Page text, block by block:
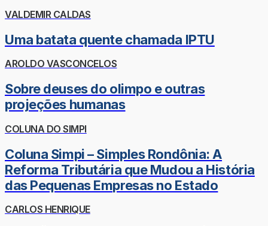
VALDEMIR CALDAS
Uma batata quente chamada IPTU
AROLDO VASCONCELOS
Sobre deuses do olimpo e outras
projeções humanas
COLUNA DO SIMPI
Coluna Simpi – Simples Rondônia: A
Reforma Tributária que Mudou a História
das Pequenas Empresas no Estado
CARLOS HENRIQUE